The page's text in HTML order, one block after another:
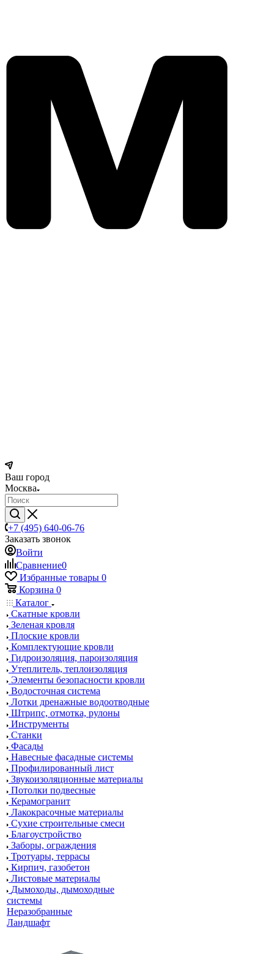
Ваш город
Москва
+7 (495) 640-06-76
Заказать звонок
Войти
Сравнение0
Избранные товары 0
Корзина 0
Каталог
Скатные кровли
Зеленая кровля
Плоские кровли
Комплектующие кровли
Гидроизоляция, пароизоляция
Утеплитель, теплоизоляция
Элементы безопасности кровли
Водосточная система
Лотки дренажные водоотводные
Штрипс, отмотка, рулоны
Инструменты
Станки
Фасады
Навесные фасадные системы
Профилированный лист
Звукоизоляционные материалы
Потолки подвесные
Керамогранит
Лакокрасочные материалы
Сухие строительные смеси
Благоустройство
Заборы, ограждения
Тротуары, террасы
Кирпич, газобетон
Листовые материалы
Дымоходы, дымоходные
системы
Неразобранные
Ландшафт